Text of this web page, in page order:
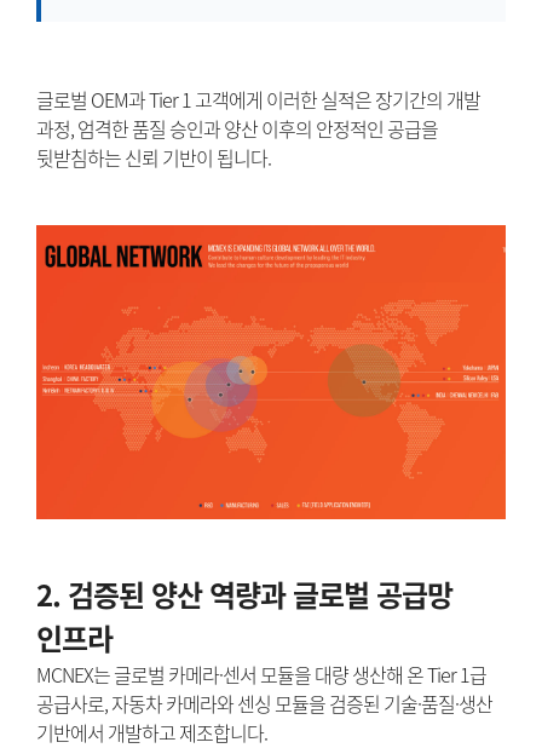
글로벌 OEM과 Tier 1 고객에게 이러한 실적은 장기간의 개발
과정, 엄격한 품질 승인과 양산 이후의 안정적인 공급을
뒷받침하는 신뢰 기반이 됩니다.
2. 검증된 양산 역량과 글로벌 공급망
인프라
MCNEX는 글로벌 카메라·센서 모듈을 대량 생산해 온 Tier 1급
공급사로, 자동차 카메라와 센싱 모듈을 검증된 기술·품질·생산
기반에서 개발하고 제조합니다.